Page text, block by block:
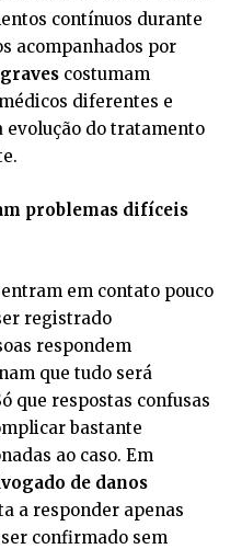
contínuos durante
acompanhados por
costumam
diferentes e
evolução do tratamento
problemas difíceis
em contato pouco
registrado
respondem
que tudo será
que respostas confusas
bastante
ao caso. Em
de danos
a responder apenas
confirmado sem